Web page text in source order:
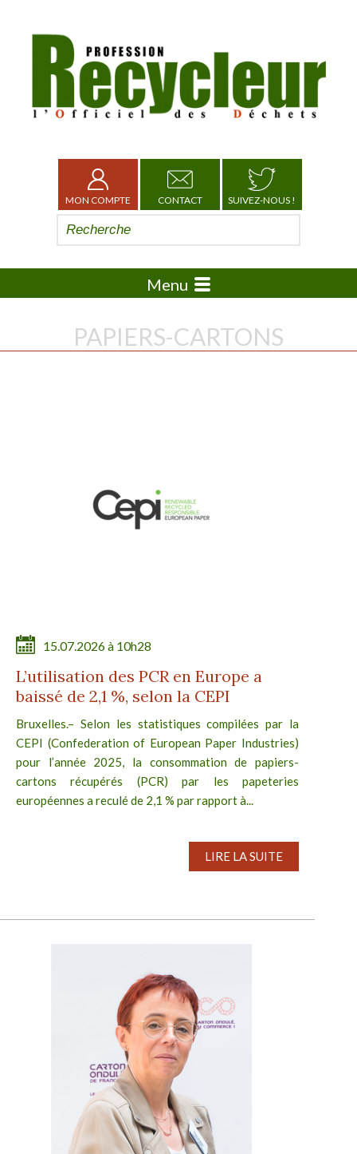
MON COMPTE CONTACT SUIVEZ-NOUS !
Menu
PAPIERS-CARTONS
15.07.2026 à 10h28
L’utilisation des PCR en Europe a
baissé de 2,1 %, selon la CEPI
Bruxelles.– Selon les statistiques compilées par la
CEPI (Confederation of European Paper Industries)
pour l’année 2025, la consommation de papiers-
cartons récupérés (PCR) par les papeteries
européennes a reculé de 2,1 % par rapport à...
LIRE LA SUITE